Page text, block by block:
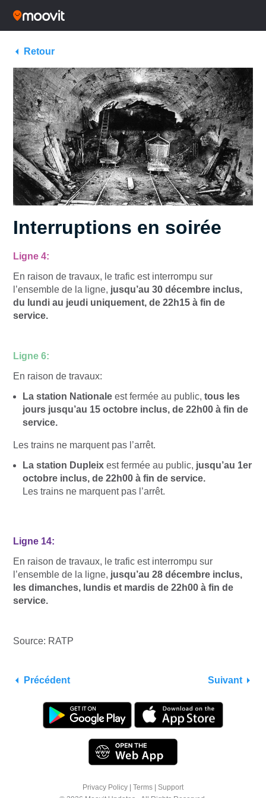
Retour
Interruptions en soirée
Ligne 4:
En raison de travaux, le trafic est interrompu sur
l’ensemble de la ligne, jusqu’au 30 décembre inclus,
du lundi au jeudi uniquement, de 22h15 à fin de
service.
Ligne 6:
En raison de travaux:
La station Nationale est fermée au public, tous les
jours jusqu’au 15 octobre inclus, de 22h00 à fin de
service.
Les trains ne marquent pas l’arrêt.
La station Dupleix est fermée au public, jusqu’au 1er
octobre inclus, de 22h00 à fin de service.
Les trains ne marquent pas l’arrêt.
Ligne 14:
En raison de travaux, le trafic est interrompu sur
l’ensemble de la ligne, jusqu’au 28 décembre inclus,
les dimanches, lundis et mardis de 22h00 à fin de
service.
Source: RATP
Précédent Suivant
Privacy Policy Terms
Support